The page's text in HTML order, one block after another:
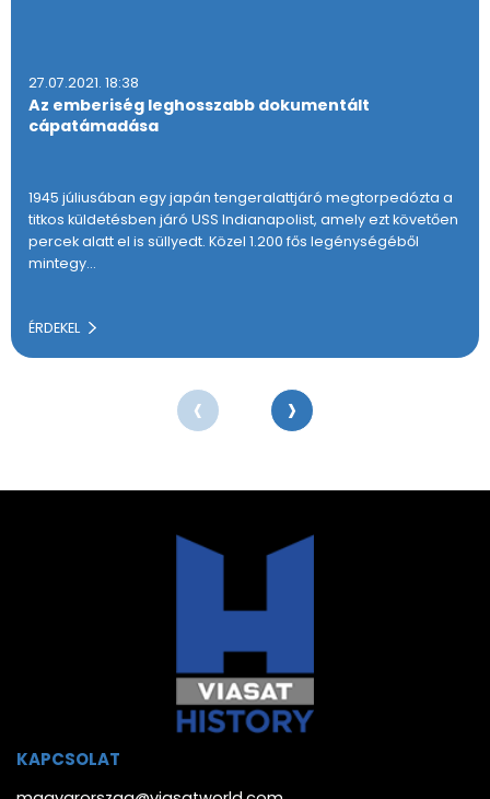
27.07.2021. 18:38
Az emberiség leghosszabb dokumentált
cápatámadása
1945 júliusában egy japán tengeralattjáró megtorpedózta a
titkos küldetésben járó USS Indianapolist, amely ezt követően
percek alatt el is süllyedt. Közel 1.200 fős legénységéből
mintegy…
ÉRDEKEL
‹ ›
KAPCSOLAT